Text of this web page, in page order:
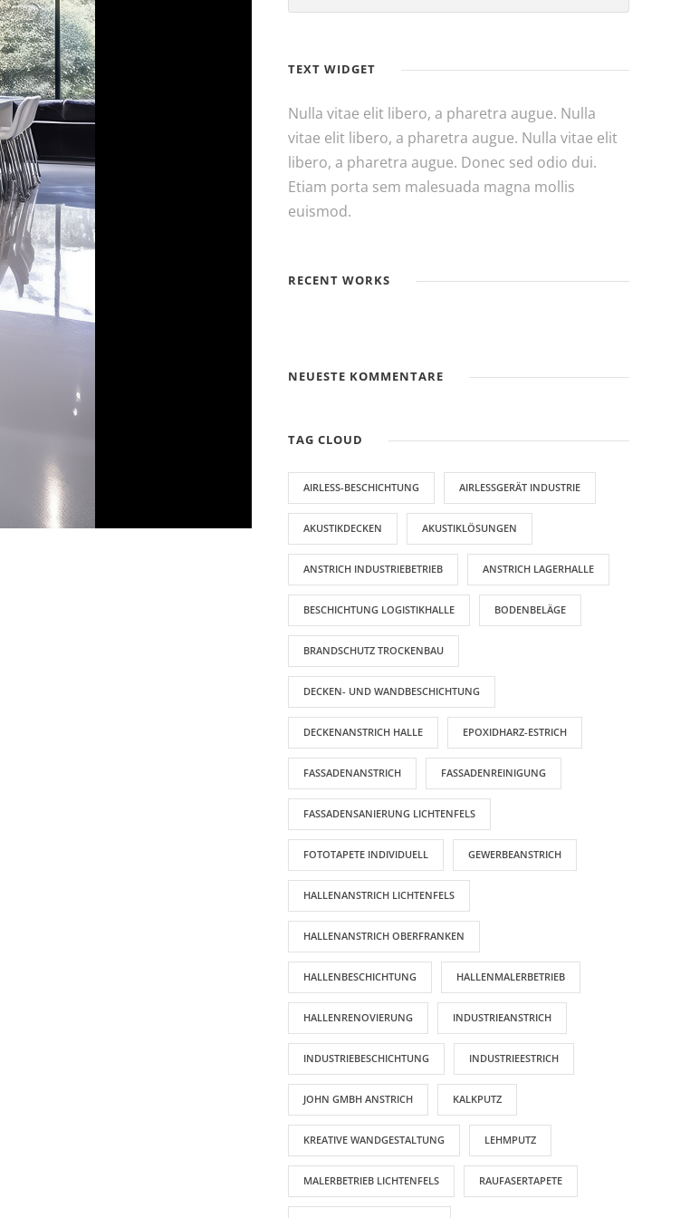
TEXT WIDGET
Nulla vitae elit libero, a pharetra augue. Nulla
vitae elit libero, a pharetra augue. Nulla vitae elit
libero, a pharetra augue. Donec sed odio dui.
Etiam porta sem malesuada magna mollis
euismod.
RECENT WORKS
NEUESTE KOMMENTARE
TAG CLOUD
AIRLESS-BESCHICHTUNG AIRLESSGERÄT INDUSTRIE
AKUSTIKDECKEN AKUSTIKLÖSUNGEN
ANSTRICH INDUSTRIEBETRIEB ANSTRICH LAGERHALLE
BESCHICHTUNG LOGISTIKHALLE BODENBELÄGE
BRANDSCHUTZ TROCKENBAU
DECKEN- UND WANDBESCHICHTUNG
DECKENANSTRICH HALLE EPOXIDHARZ-ESTRICH
FASSADENANSTRICH FASSADENREINIGUNG
FASSADENSANIERUNG LICHTENFELS
FOTOTAPETE INDIVIDUELL GEWERBEANSTRICH
HALLENANSTRICH LICHTENFELS
HALLENANSTRICH OBERFRANKEN
HALLENBESCHICHTUNG HALLENMALERBETRIEB
HALLENRENOVIERUNG INDUSTRIEANSTRICH
INDUSTRIEBESCHICHTUNG INDUSTRIEESTRICH
JOHN GMBH ANSTRICH KALKPUTZ
KREATIVE WANDGESTALTUNG LEHMPUTZ
MALERBETRIEB LICHTENFELS RAUFASERTAPETE
AKTUELLE BEITRÄGE